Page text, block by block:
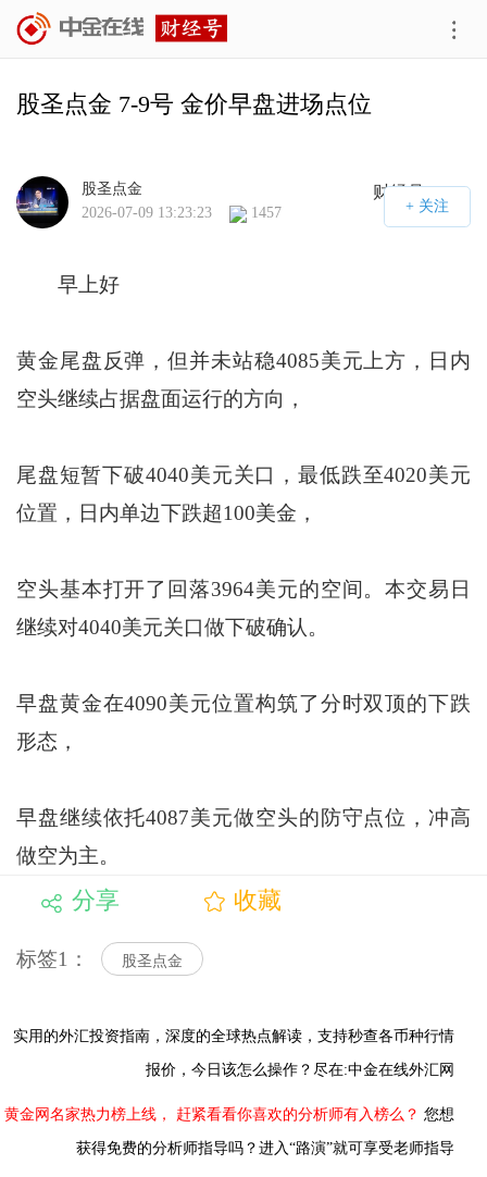
股圣点金 7-9号 金价早盘进场点位
财经号APP
股圣点金
2026-07-09 13:23:23
1457
早上好
黄金尾盘反弹，但并未站稳4085美元上方，日内
空头继续占据盘面运行的方向，
尾盘短暂下破4040美元关口，最低跌至4020美元
位置，日内单边下跌超100美金，
空头基本打开了回落3964美元的空间。本交易日
继续对4040美元关口做下破确认。
早盘黄金在4090美元位置构筑了分时双顶的下跌
形态，
早盘继续依托4087美元做空头的防守点位，冲高
做空为主。
分享 收藏
标签1： 股圣点金
实用的外汇投资指南， 深度的全球热点解读， 支持秒查各币种行情
报价，今日该怎么操作？尽在:中金在线外汇网
黄金网名家热力榜上线， 赶紧看看你喜欢的分析师有入榜么？ 您想
获得免费的分析师指导吗？进入“路演”就可享受老师指导